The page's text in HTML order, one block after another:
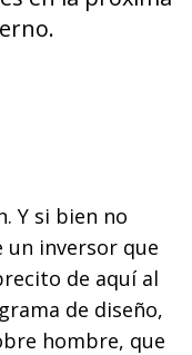
Y si bien no
un inversor que
de aquí al
de diseño,
hombre, que